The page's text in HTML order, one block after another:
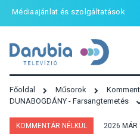
Médiaajánlat és szolgáltatások
Főoldal Műsorok
DUNABOGDÁNY - Farsangtemetés
KOMMENTÁR NÉLKÜL 2026 MÁR